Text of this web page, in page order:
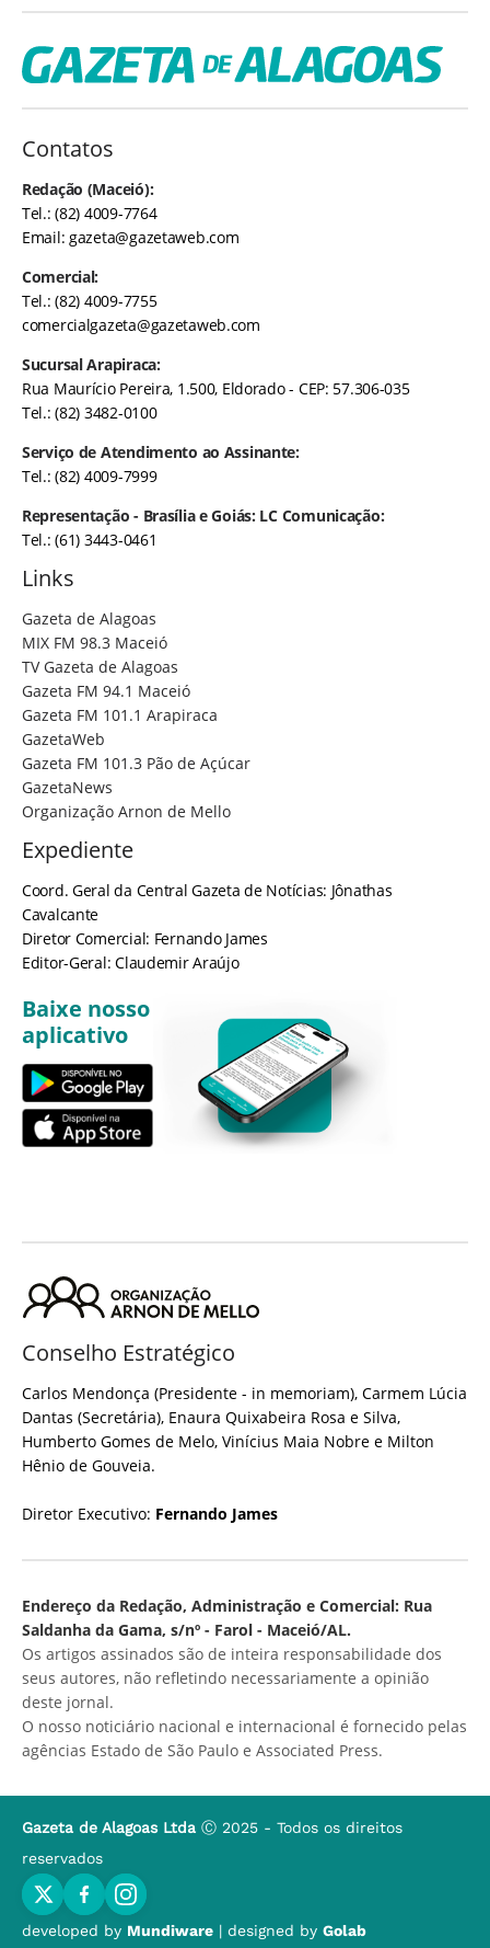
Contatos
Redação (Maceió):
Tel.: (82) 4009-7764
Email:gazeta@gazetaweb.com
Comercial:
Tel.: (82) 4009-7755
comercialgazeta@gazetaweb.com
Sucursal Arapiraca:
Rua Maurício Pereira, 1.500, Eldorado - CEP: 57.306-035
Tel.: (82) 3482-0100
Serviço de Atendimento ao Assinante:
Tel.: (82) 4009-7999
Representação - Brasília e Goiás: LC Comunicação:
Tel.: (61) 3443-0461
Links
Gazeta de Alagoas
MIX FM 98.3 Maceió
TV Gazeta de Alagoas
Gazeta FM 94.1 Maceió
Gazeta FM 101.1 Arapiraca
GazetaWeb
Gazeta FM 101.3 Pão de Açúcar
GazetaNews
Organização Arnon de Mello
Expediente
Coord. Geral da Central Gazeta de Notícias: Jônathas
Cavalcante
Diretor Comercial: Fernando James
Editor-Geral: Claudemir Araújo
Baixe nosso
aplicativo
Conselho Estratégico
Carlos Mendonça (Presidente - in memoriam), Carmem Lúcia
Dantas (Secretária), Enaura Quixabeira Rosa e Silva,
Humberto Gomes de Melo, Vinícius Maia Nobre e Milton
Hênio de Gouveia.
Diretor Executivo: Fernando James
Endereço da Redação, Administração e Comercial: Rua
Saldanha da Gama, s/nº - Farol - Maceió/AL.
Os artigos assinados são de inteira responsabilidade dos
seus autores, não refletindo necessariamente a opinião
deste jornal.
O nosso noticiário nacional e internacional é fornecido pelas
agências Estado de São Paulo e Associated Press.
Gazeta de Alagoas Ltda Ⓒ 2025 - Todos os direitos
reservados
developed by Mundiware | designed by Golab